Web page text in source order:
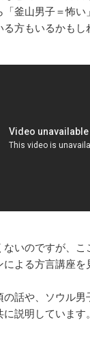
釜山男子＝怖い
方もいるかもし
いのですが、こ
よる方言講座を
の話や、ソウル男
説明しています。